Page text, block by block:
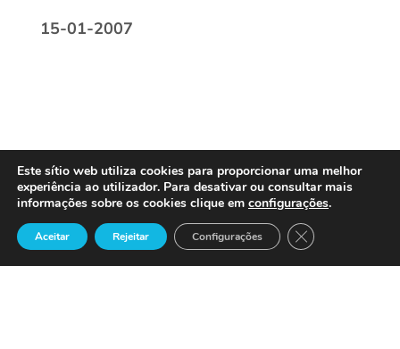
15-01-2007
Este sítio web utiliza cookies para proporcionar uma melhor
experiência ao utilizador. Para desativar ou consultar mais
informações sobre os cookies clique em configurações.
Aceitar Rejeitar Configurações Close GDPR